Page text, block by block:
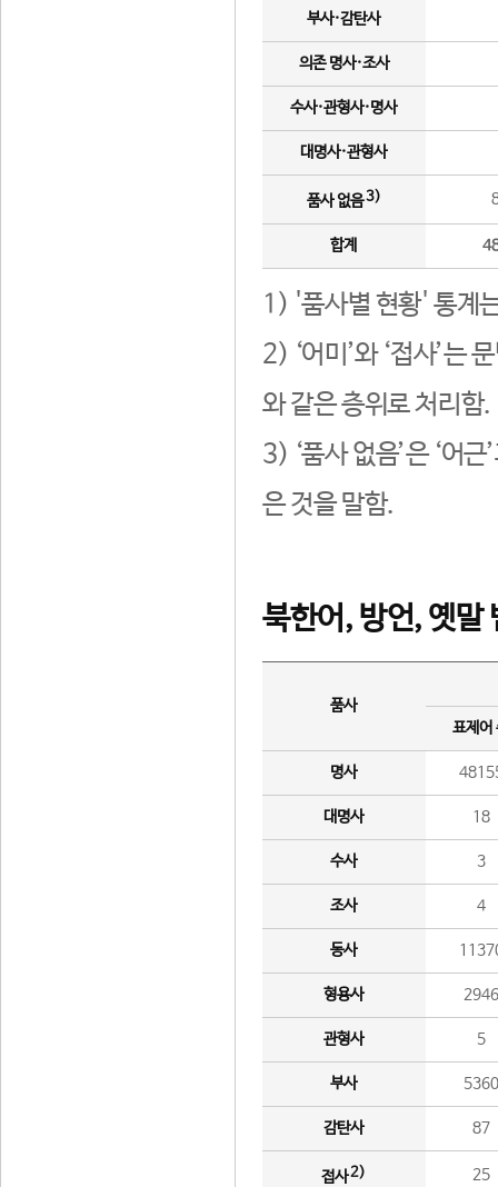
부사·감탄사
의존 명사·조사
수사·관형사·명사
대명사·관형사
품사 없음3)
합계
1) '품사별 현황' 통계
2) ‘어미’와 ‘접사’는
와 같은 층위로 처리함.
3) ‘품사 없음’은 ‘어
은 것을 말함.
북한어, 방언, 옛말
품사
표제어
명사
대명사 18
수사 3
조사 4
동사
형용사 2946
관형사 5
부사 5360
감탄사 87
접사2) 25